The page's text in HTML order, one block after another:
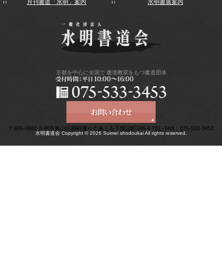
月刊書道「水明」案内 水明書展案内
京都を中心に全国で書道教室をもつ書道団体
〒605-0992 京都市東山区鞘町通り七条上る下堀詰町246-4 TEL･FAX：075-533-3453
水明書道会 Copyright © 2026 Suimei shodoukai All rights reserved.